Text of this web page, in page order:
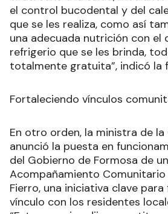
el control bucodental y del
que se les realiza, como así
una adecuada nutrición con el
refrigerio que se les brinda,
totalmente gratuita”, indicó la
Fortaleciendo vínculos
En otro orden, la ministra de la
anunció la puesta en
del Gobierno de Formosa de
Acompañamiento Comunitario
Fierro, una iniciativa clave
vínculo con los residentes